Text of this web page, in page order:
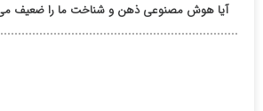
آیا هوش مصنوعی ذهن و شناخت ما را ضعیف